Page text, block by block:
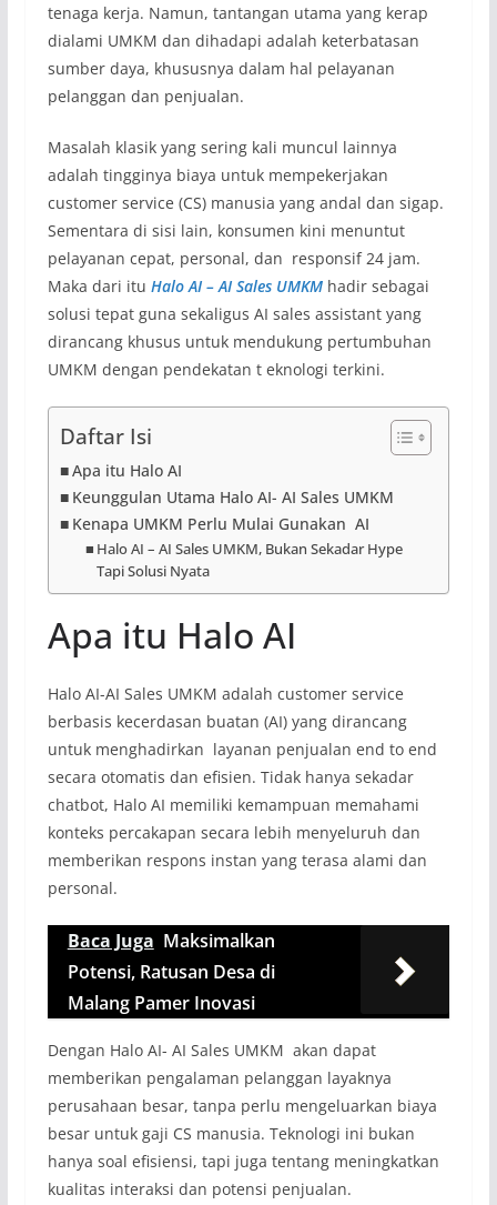
tenaga kerja. Namun, tantangan utama yang kerap
dialami UMKM dan dihadapi adalah keterbatasan
sumber daya, khususnya dalam hal pelayanan
pelanggan dan penjualan.
Masalah klasik yang sering kali muncul lainnya
adalah tingginya biaya untuk mempekerjakan
customer service (CS) manusia yang andal dan sigap.
Sementara di sisi lain, konsumen kini menuntut
pelayanan cepat, personal, dan responsif 24 jam.
Maka dari itu Halo AI – AI Sales UMKMhadir sebagai
solusi tepat guna sekaligus AI sales assistant yang
dirancang khusus untuk mendukung pertumbuhan
UMKM dengan pendekatan t eknologi terkini.
Daftar Isi
Apa itu Halo AI
Keunggulan Utama Halo AI- AI Sales UMKM
Kenapa UMKM Perlu Mulai Gunakan AI
Halo AI – AI Sales UMKM, Bukan Sekadar Hype
Tapi Solusi Nyata
Apa itu Halo AI
Halo AI-AI Sales UMKM adalah customer service
berbasis kecerdasan buatan (AI) yang dirancang
untuk menghadirkan layanan penjualan end to end
secara otomatis dan efisien. Tidak hanya sekadar
chatbot, Halo AI memiliki kemampuan memahami
konteks percakapan secara lebih menyeluruh dan
memberikan respons instan yang terasa alami dan
personal.
Baca Juga Maksimalkan
Potensi, Ratusan Desa di
Malang Pamer Inovasi
Dengan Halo AI- AI Sales UMKM akan dapat
memberikan pengalaman pelanggan layaknya
perusahaan besar, tanpa perlu mengeluarkan biaya
besar untuk gaji CS manusia. Teknologi ini bukan
hanya soal efisiensi, tapi juga tentang meningkatkan
kualitas interaksi dan potensi penjualan.